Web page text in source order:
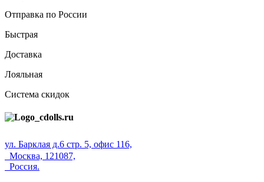
Отправка по России
Быстрая
Доставка
Лояльная
Система скидок
ул. Барклая д.6 стр. 5, офис 116,
Москва, 121087,
Россия.